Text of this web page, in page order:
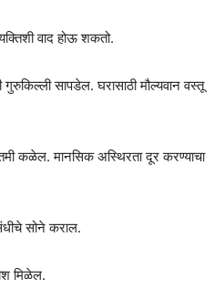
वाद होऊ शकतो.
सापडेल. घरासाठी मौल्यवान वस्तू
कळेल. मानसिक अस्थिरता दूर करण्याचा
सोने कराल.
मिळेल.